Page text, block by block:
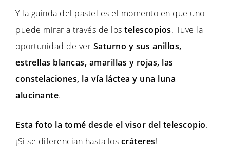
Y la guinda del pastel es el momento en que uno
puede mirar a través de los telescopios. Tuve la
oportunidad de ver Saturno y sus anillos,
estrellas blancas, amarillas y rojas, las
constelaciones, la vía láctea y una luna
alucinante.
Esta foto la tomé desde el visor del telescopio.
¡Si se diferencian hasta los cráteres!